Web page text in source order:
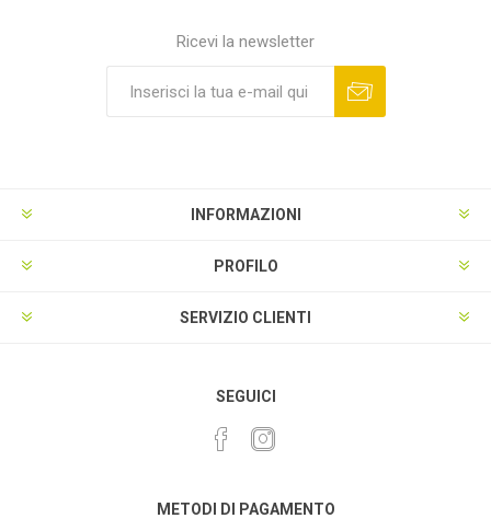
Ricevi la newsletter
INFORMAZIONI
PROFILO
SERVIZIO CLIENTI
SEGUICI
METODI DI PAGAMENTO